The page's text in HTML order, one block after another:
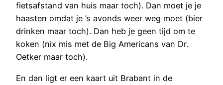
fietsafstand van huis maar toch). Dan moet je je
haasten omdat je ’s avonds weer weg moet (bier
drinken maar toch). Dan heb je geen tijd om te
koken (nix mis met de Big Americans van Dr.
Oetker maar toch).
En dan ligt er een kaart uit Brabant in de